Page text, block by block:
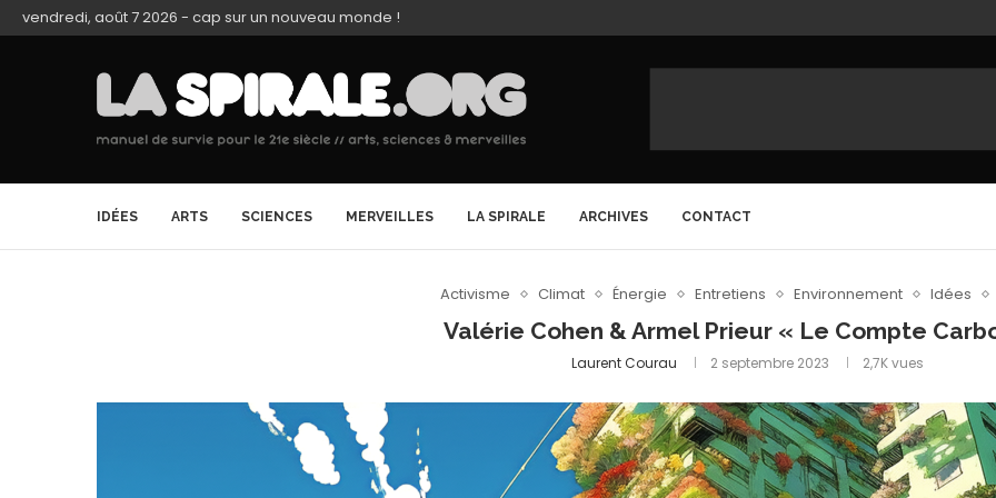
vendredi, août 7 2026 - cap sur un nouveau monde !
IDÉES ARTS SCIENCES MERVEILLES LA SPIRALE ARCHIVES CONTACT
Activisme Climat Énergie Entretiens Environnement Idées
Valérie Cohen & Armel Prieur « Le Compte
Laurent Courau 2 septembre 2023 2,7Kvues